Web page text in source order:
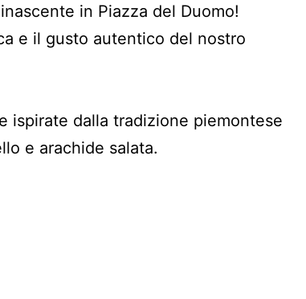
in Piazza del Duomo!
e il gusto autentico del nostro
ispirate dalla tradizione piemontese
e arachide salata.